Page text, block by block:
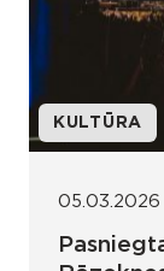
KULTŪRA
05.03.2026